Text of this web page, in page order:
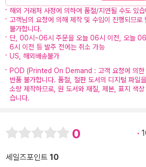
해외 거래처 사정에 의하여 품절/지연될 수도 있
고객님의 요청에 의해 제작 및 수입이 진행되므로
불가합니다.
단, 00시~06시 주문을 오늘 06시 이전, 오늘
6시 이전 등 발주 전에는 취소 가능
US, 해외배송불가
POD (Printed On Demand : 고객 요청에 의한
반품 불가합니다. 품절, 절판 도서의 디지털 파일
소량 제작하므로, 원 도서와 재질, 제본, 표지 색
습니다.
0
세일즈포인트 10